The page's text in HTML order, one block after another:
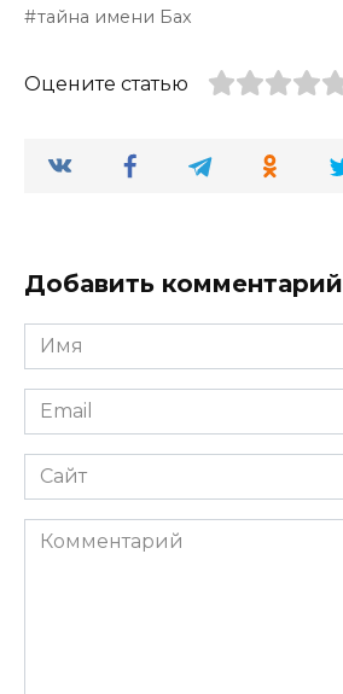
тайна имени Бах
Оцените статью
Добавить комментарий
Имя
*
Email
*
Сайт
Комментарий